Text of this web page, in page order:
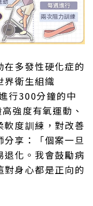
多發性硬化症的
界衛生組織
行300分鐘的中
強度有氧運動、
軟度訓練，對改善
享：「個案一旦
退化。我會鼓勵病
身心都是正向的